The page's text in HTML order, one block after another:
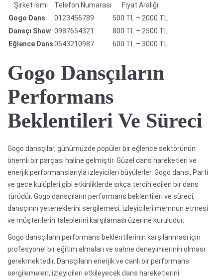
Şirket İsmi Telefon Numarası
Fiyat Aralığı
Gogo Dans
0123456789
500 TL – 2000 TL
Dansçı Show 0987654321
800 TL – 2500 TL
Eğlence Dans0543210987 600 TL – 3000 TL
Gogo Dansçıların
Performans
Beklentileri Ve Süreci
Gogo dansçılar, günümüzde popüler bir eğlence sektörünün
önemli bir parçası haline gelmiştir. Güzel dans hareketleri ve
enerjik performanslarıyla izleyicileri büyülerler. Gogo dansı, Parti
ve gece kulüpleri gibi etkinliklerde sıkça tercih edilen bir dans
türüdür. Gogo dansçıların performans beklentileri ve süreci,
dansçının yeteneklerini sergilemesi, izleyicileri memnun etmesi
ve müşterilerin taleplerini karşılaması üzerine kuruludur.
Gogo dansçıların performans beklentilerinin karşılanması için
profesyonel bir eğitim almaları ve sahne deneyimlerinin olması
gerekmektedir. Dansçıların enerjik ve canlı bir performans
sergilemeleri, izleyicileri etkileyecek dans hareketlerini